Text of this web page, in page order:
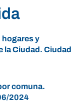
hogares y
la Ciudad. Ciudad
comuna.
2024